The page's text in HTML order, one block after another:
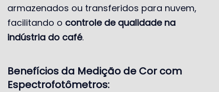
armazenados ou transferidos para nuvem,
facilitando o controle de qualidade na
indústria do café.
Benefícios da Medição de Cor com
Espectrofotômetros: